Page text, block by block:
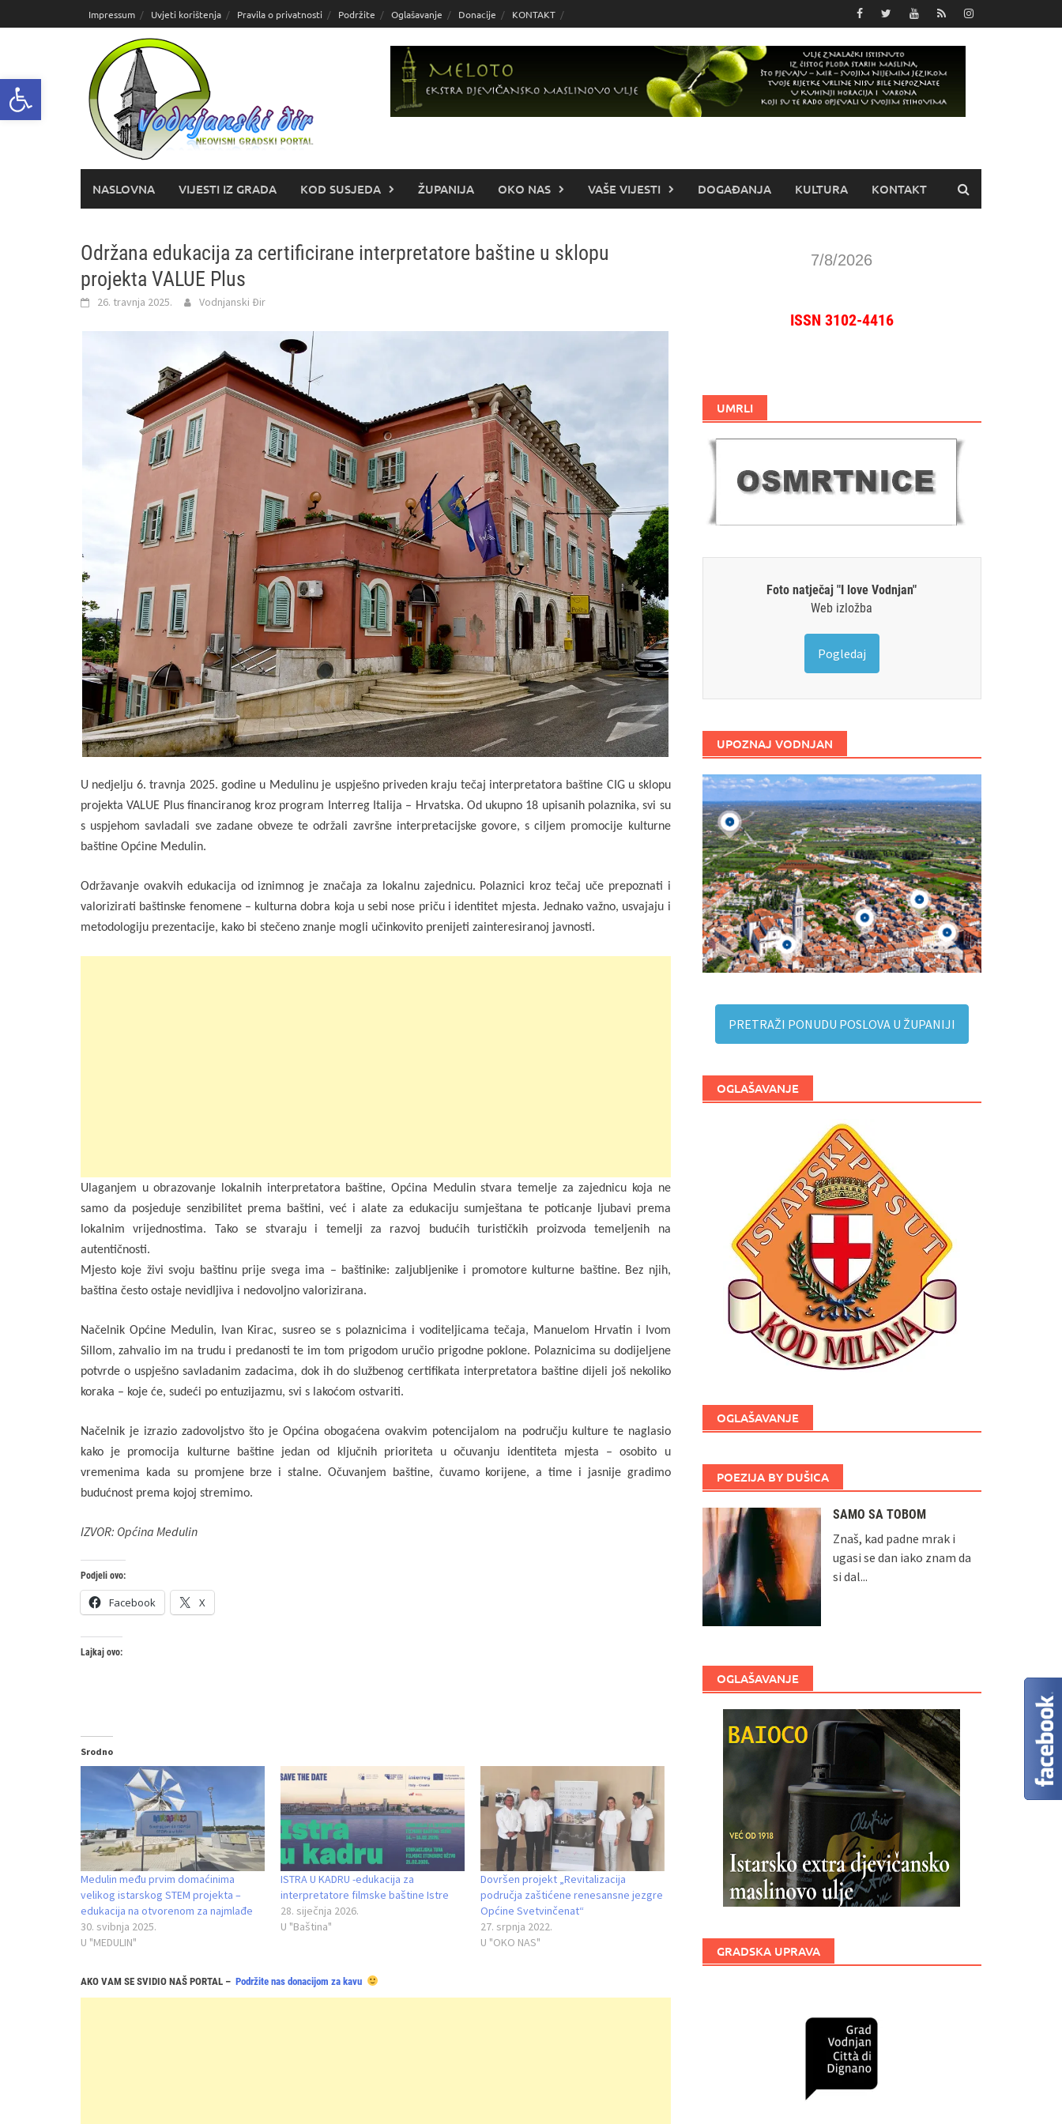
Open toolbar
do
Impressum Uvjeti korištenja Pravila o privatnosti Podržite Oglašavanje Donacije KONTAKT
NASLOVNA VIJESTI IZ GRADA KOD SUSJEDA ŽUPANIJA OKO NAS VAŠE VIJESTI DOGAĐANJA KULTURA KONTAKT
Održana edukacija za certificirane interpretatore baštine u sklopu
projekta VALUE Plus
26. travnja 2025. Vodnjanski Đir
U nedjelju 6. travnja 2025. godine u Medulinu je uspješno priveden kraju tečaj interpretatora baštine CIG u sklopu
projekta VALUE Plus financiranog kroz program Interreg Italija – Hrvatska. Od ukupno 18 upisanih polaznika, svi su
s uspjehom savladali sve zadane obveze te održali završne interpretacijske govore, s ciljem promocije kulturne
baštine Općine Medulin.
Održavanje ovakvih edukacija od iznimnog je značaja za lokalnu zajednicu. Polaznici kroz tečaj uče prepoznati i
valorizirati baštinske fenomene – kulturna dobra koja u sebi nose priču i identitet mjesta. Jednako važno, usvajaju i
metodologiju prezentacije, kako bi stečeno znanje mogli učinkovito prenijeti zainteresiranoj javnosti.
Ulaganjem u obrazovanje lokalnih interpretatora baštine, Općina Medulin stvara temelje za zajednicu koja ne
samo da posjeduje senzibilitet prema baštini, već i alate za edukaciju sumještana te poticanje ljubavi prema
lokalnim vrijednostima. Tako se stvaraju i temelji za razvoj budućih turističkih proizvoda temeljenih na
autentičnosti.
Mjesto koje živi svoju baštinu prije svega ima – baštinike: zaljubljenike i promotore kulturne baštine. Bez njih,
baština često ostaje nevidljiva i nedovoljno valorizirana.
Načelnik Općine Medulin, Ivan Kirac, susreo se s polaznicima i voditeljicama tečaja, Manuelom Hrvatin i Ivom
Sillom, zahvalio im na trudu i predanosti te im tom prigodom uručio prigodne poklone. Polaznicima su dodijeljene
potvrde o uspješno savladanim zadacima, dok ih do službenog certifikata interpretatora baštine dijeli još nekoliko
koraka – koje će, sudeći po entuzijazmu, svi s lakoćom ostvariti.
Načelnik je izrazio zadovoljstvo što je Općina obogaćena ovakvim potencijalom na području kulture te naglasio
kako je promocija kulturne baštine jedan od ključnih prioriteta u očuvanju identiteta mjesta – osobito u
vremenima kada su promjene brze i stalne. Očuvanjem baštine, čuvamo korijene, a time i jasnije gradimo
budućnost prema kojoj stremimo.
IZVOR: Općina Medulin
Podjeli ovo:
Facebook X
Lajkaj ovo:
Srodno
Medulin među prvim domaćinima
velikog istarskog STEM projekta –
edukacija na otvorenom za najmlađe
30. svibnja 2025.
U "MEDULIN"
ISTRA U KADRU -edukacija za
interpretatore filmske baštine Istre
28. siječnja 2026.
U "Baština"
Dovršen projekt „Revitalizacija
područja zaštićene renesansne jezgre
Općine Svetvinčenat“
27. srpnja 2022.
U "OKO NAS"
AKO VAM SE SVIDIO NAŠ PORTAL – Podržite nas donacijom za kavu
7/8/2026
ISSN 3102-4416
UMRLI
Foto natječaj "I love Vodnjan"
Web izložba
Pogledaj
UPOZNAJ VODNJAN
PRETRAŽI PONUDU POSLOVA U ŽUPANIJI
OGLAŠAVANJE
OGLAŠAVANJE
POEZIJA BY DUŠICA
SAMO SA TOBOM
Znaš, kad padne mrak i
ugasi se dan iako znam da
si dal...
OGLAŠAVANJE
GRADSKA UPRAVA